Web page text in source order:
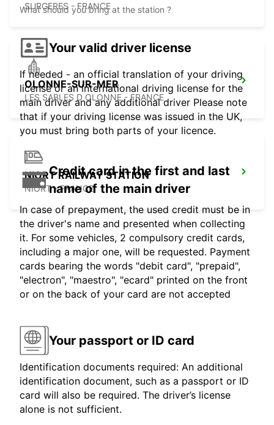
SURGERES - FRANCE
OLONNE-SUR-MER
LES SABLES D OLONNE - FRANCE
NIORT RAILWAY STATION
NIORT - FRANCE
What should you bring at the station ?
Your valid driver license
If needed - an official translation of your driving
license or an international driving license for the
main driver and any additional driver Please note
that if your driving license was issued in the UK,
you must bring both parts of your licence.
Credit card in the first and last
name of the main driver
In case of prepayment, the used credit must be in
the driver's name and presented when collecting
it. For some vehicles, 2 compulsory credit cards,
including a major one, will be requested. Payment
cards bearing the words "debit card", "prepaid",
"electron", "maestro", "ecard" printed on the front
or on the back of your card are not accepted
Your passport or ID card
Identification documents required: An additional
identification document, such as a passport or ID
card will also be required. The driver’s license
alone is not sufficient.